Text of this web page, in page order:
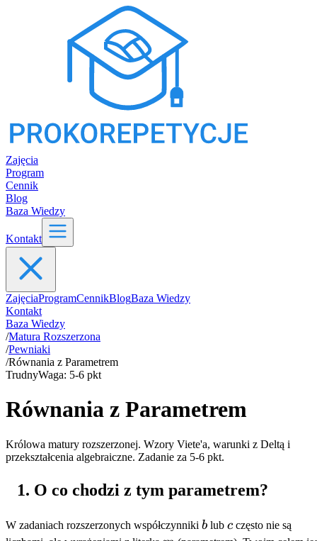
Zajęcia
Program
Cennik
Blog
Baza Wiedzy
Kontakt
ZajęciaProgramCennikBlogBaza Wiedzy
Kontakt
Baza Wiedzy
/Matura Rozszerzona
/Pewniaki
/Równania z Parametrem
TrudnyWaga: 5-6 pkt
Równania z Parametrem
Królowa matury rozszerzonej. Wzory Viete'a, warunki z Deltą i
przekształcenia algebraiczne. Zadanie za 5-6 pkt.
O co chodzi z tym parametrem?
W zadaniach rozszerzonych współczynniki b
b lub c
c często nie są